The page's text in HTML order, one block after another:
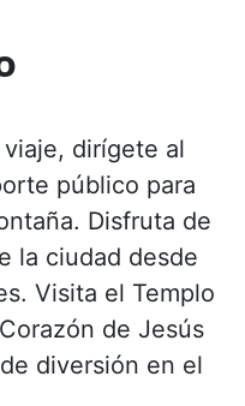
dirígete al
público para
Disfruta de
la ciudad desde
Visita el Templo
de Jesús
diversión en el